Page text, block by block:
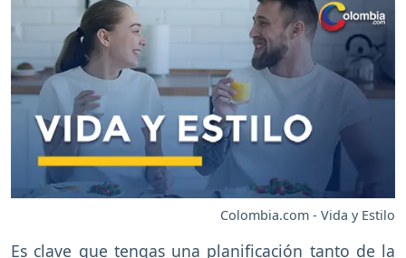
Colombia.com - Vida y Estilo
Es clave que tengas una planificación tanto de la